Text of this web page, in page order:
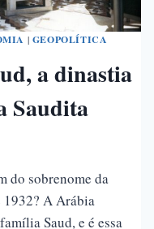
| GEOPOLÍTICA
a dinastia
Saudita
do sobrenome da
A Arábia
Saud, e é essa